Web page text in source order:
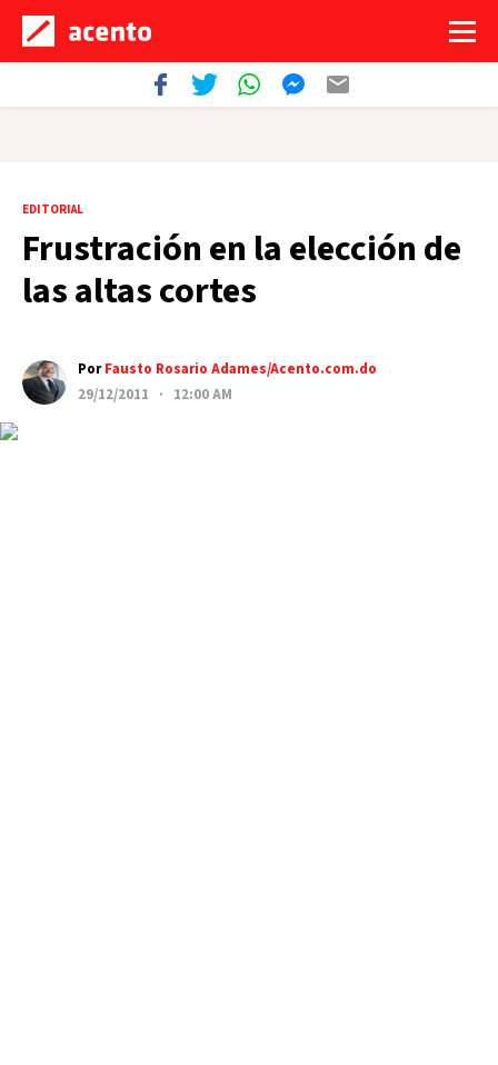
EDITORIAL
Frustración en la elección de
las altas cortes
PorFausto Rosario Adames/Acento.com.do
29/12/2011 · 12:00 AM